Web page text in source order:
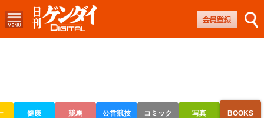
健康 競馬 公営競技 コミック 写真 BOOKS